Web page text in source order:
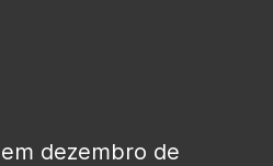
dezembro de